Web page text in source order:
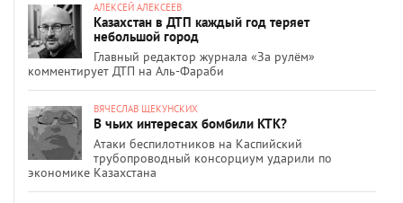
АЛЕКСЕЙ АЛЕКСЕЕВ
Казахстан в ДТП каждый год теряет
небольшой город
Главный редактор журнала «За рулём»
комментирует ДТП на Аль-Фараби
ВЯЧЕСЛАВ ЩЕКУНСКИХ
В чьих интересах бомбили КТК?
Атаки беспилотников на Каспийский
трубопроводный консорциум ударили по
экономике Казахстана